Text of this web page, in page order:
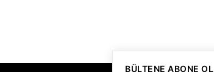
BÜLTENE ABONE OL